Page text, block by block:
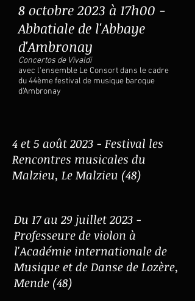
8 octobre 2023 à 17h00 -
Abbatiale de l'Abbaye
d'Ambronay
Concertos de Vivaldi
avec l'ensemble Le Consortdans le cadre
du 44ème festival de musique baroque
d'Ambronay
4 et 5 août 2023 - Festival les
Rencontres musicales du
Malzieu, Le Malzieu (48)
Du 17 au 29 juillet 2023 -
Professeure de violon à
l'Académie internationale de
Musique et de Danse de Lozère,
Mende (48)